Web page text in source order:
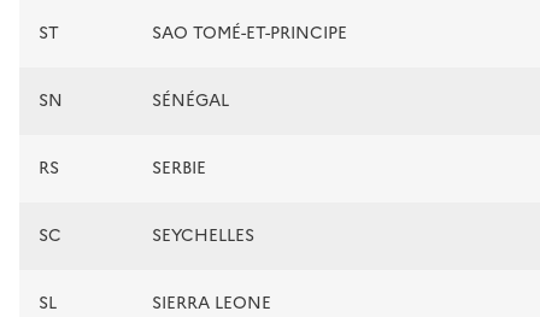
ST SAO TOMÉ-ET-PRINCIPE
SN SÉNÉGAL
RS SERBIE
SC SEYCHELLES
SL SIERRA LEONE